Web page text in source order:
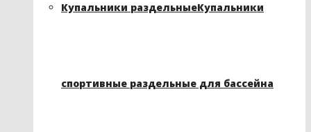
Купальники раздельныеКупальники
спортивные раздельные для бассейна